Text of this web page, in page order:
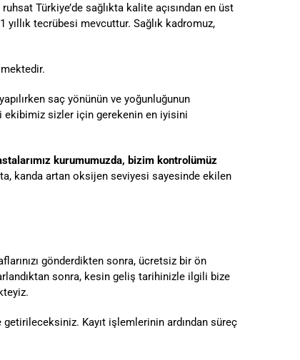
ruhsat Türkiye’de sağlıkta kalite açısından en üst
tecrübesi mevcuttur. Sağlık kadromuz,
saç yönünün ve yoğunluğunun
ekibimiz sizler için gerekenin en iyisini
kurumumuzda, bizim kontrolümüz
kanda artan oksijen seviyesi sayesinde ekilen
gönderdikten sonra, ücretsiz bir ön
sonra, kesin geliş tarihinizle ilgili bize
Kayıt işlemlerinin ardından süreç